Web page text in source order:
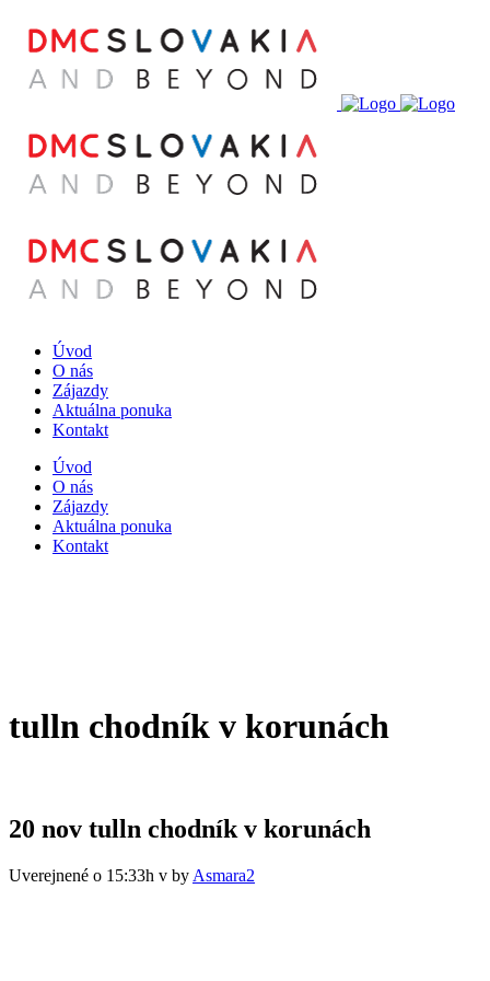
Úvod
O nás
Zájazdy
Aktuálna ponuka
Kontakt
Úvod
O nás
Zájazdy
Aktuálna ponuka
Kontakt
tulln chodník v korunách
20 nov tulln chodník v korunách
Uverejnené o 15:33h v by Asmara2